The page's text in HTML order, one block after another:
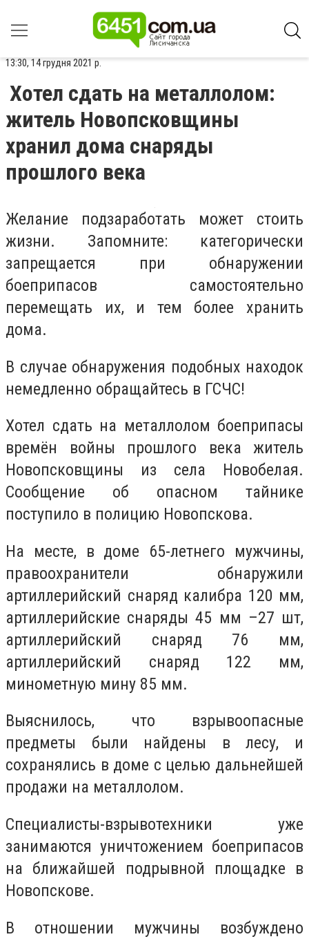
13:30, 14 грудня 2021 р.
Хотел сдать на металлолом:
житель Новопсковщины
хранил дома снаряды
прошлого века
Желание подзаработать может стоить
жизни. Запомните: категорически
запрещается при обнаружении
боеприпасов самостоятельно
перемещать их, и тем более хранить
дома.
В случае обнаружения подобных находок
немедленно обращайтесь в ГСЧС!
Хотел сдать на металлолом боеприпасы
времён войны прошлого века житель
Новопсковщины из села Новобелая.
Сообщение об опасном тайнике
поступило в полицию Новопскова.
На месте, в доме 65-летнего мужчины,
правоохранители обнаружили
артиллерийский снаряд калибра 120 мм,
артиллерийские снаряды 45 мм –27 шт,
артиллерийский снаряд 76 мм,
артиллерийский снаряд 122 мм,
минометную мину 85 мм.
Выяснилось, что взрывоопасные
предметы были найдены в лесу, и
сохранялись в доме с целью дальнейшей
продажи на металлолом.
Специалисты-взрывотехники уже
занимаются уничтожением боеприпасов
на ближайшей подрывной площадке в
Новопскове.
В отношении мужчины возбуждено